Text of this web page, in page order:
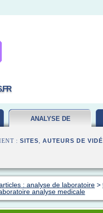
ANALYSE DE
: SITES, AUTEURS DE
: analyse de laboratoire >
analyse medicale